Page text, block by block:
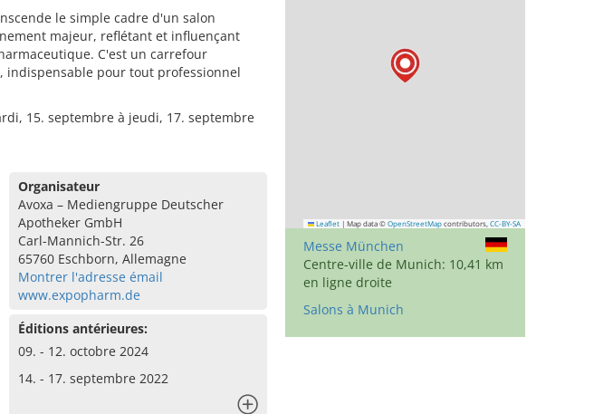
le simple cadre d'un salon
majeur, reflétant et influençant
C'est un carrefour
indispensable pour tout professionnel
15. septembre à jeudi, 17. septembre
Organisateur
Avoxa – Mediengruppe Deutscher
Apotheker GmbH
Carl-Mannich-Str. 26
65760 Eschborn, Allemagne
Montrer l'adresse émail
www.expopharm.de
Éditions antérieures:
09. - 12. octobre 2024
14. - 17. septembre 2022
Leaflet | Map data © OpenStreetMap contributors, CC-BY-SA
Messe München
Centre-ville de Munich: 10,41 km
en ligne droite
Salons à Munich